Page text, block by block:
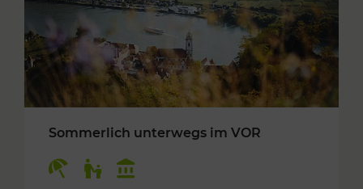
Sommerlich unterwegs im VOR